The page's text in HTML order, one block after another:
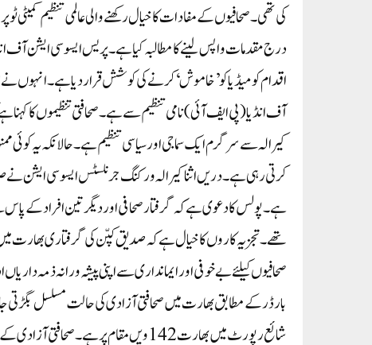
کی تھی ۔صحافیوں کے مفادات کا خیال رکھنے والی عالمی تنظیم
درج مقدمات واپس لینے کا مطالبہ کیا ہے۔پریس ایسوسی ایشن آف
اقدام کو میڈیا کو’خاموش‘ کرنے کی کوشش قرار دیا ہے۔ انہوں
آف انڈیا (پی ایف آئی) نامی تنظیم سے ہے۔ صحافتی تنظیموں کا
کیرالہ سے سرگرم ایک سماجی اور سیاسی تنظیم ہے۔ حالانکہ یہ کوئی
کرتی رہی ہے۔دریں اثنا کیرالہ ورکنگ جرنلسٹس ایسوسی ایشن نے
ہے۔پولس کا دعوی ہے کہ گرفتار صحافی اور دیگر تین افراد کے
تھے۔تجزیہ کاروں کا خیال ہے کہ صدیق کپّن کی گرفتاری بھارت
صحافیوں کیلئے بے خوفی اور ایمانداری سے اپنی پیشہ ورانہ ذمہ
شائع رپورٹ میں بھارت 142ویں مقام پر